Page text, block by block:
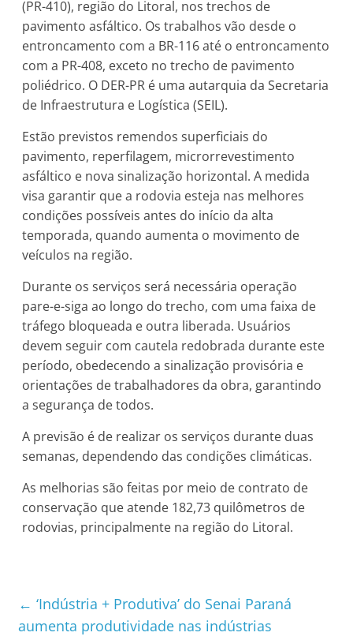
(PR-410), região do Litoral, nos trechos de
pavimento asfáltico. Os trabalhos vão desde o
entroncamento com a BR-116 até o entroncamento
com a PR-408, exceto no trecho de pavimento
poliédrico. O DER-PR é uma autarquia da Secretaria
de Infraestrutura e Logística (SEIL).
Estão previstos remendos superficiais do
pavimento, reperfilagem, microrrevestimento
asfáltico e nova sinalização horizontal. A medida
visa garantir que a rodovia esteja nas melhores
condições possíveis antes do início da alta
temporada, quando aumenta o movimento de
veículos na região.
Durante os serviços será necessária operação
pare-e-siga ao longo do trecho, com uma faixa de
tráfego bloqueada e outra liberada. Usuários
devem seguir com cautela redobrada durante este
período, obedecendo a sinalização provisória e
orientações de trabalhadores da obra, garantindo
a segurança de todos.
A previsão é de realizar os serviços durante duas
semanas, dependendo das condições climáticas.
As melhorias são feitas por meio de contrato de
conservação que atende 182,73 quilômetros de
rodovias, principalmente na região do Litoral.
← ‘Indústria + Produtiva’ do Senai Paraná
aumenta produtividade nas indústrias